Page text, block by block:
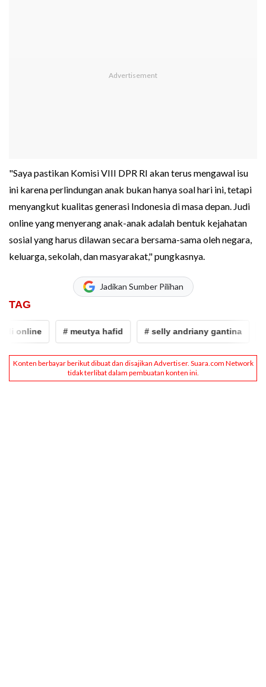
"Saya pastikan Komisi VIII DPR RI akan terus mengawal isu
ini karena perlindungan anak bukan hanya soal hari ini, tetapi
menyangkut kualitas generasi Indonesia di masa depan. Judi
online yang menyerang anak-anak adalah bentuk kejahatan
sosial yang harus dilawan secara bersama-sama oleh negara,
keluarga, sekolah, dan masyarakat," pungkasnya.
Jadikan Sumber Pilihan
TAG
online # meutya hafid # selly andriany gantina